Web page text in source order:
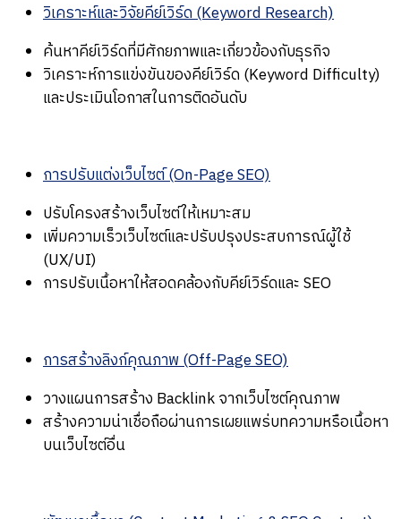
วิเคราะห์และวิจัยคีย์เวิร์ด (Keyword Research)
ค้นหาคีย์เวิร์ดที่มีศักยภาพและเกี่ยวข้องกับธุรกิจ
วิเคราะห์การแข่งขันของคีย์เวิร์ด (Keyword Difficulty)
และประเมินโอกาสในการติดอันดับ
การปรับแต่งเว็บไซต์ (On-Page SEO)
ปรับโครงสร้างเว็บไซต์ให้เหมาะสม
เพิ่มความเร็วเว็บไซต์และปรับปรุงประสบการณ์ผู้ใช้
(UX/UI)
การปรับเนื้อหาให้สอดคล้องกับคีย์เวิร์ดและ SEO
การสร้างลิงก์คุณภาพ (Off-Page SEO)
วางแผนการสร้าง Backlink จากเว็บไซต์คุณภาพ
สร้างความน่าเชื่อถือผ่านการเผยแพร่บทความหรือเนื้อหา
บนเว็บไซต์อื่น